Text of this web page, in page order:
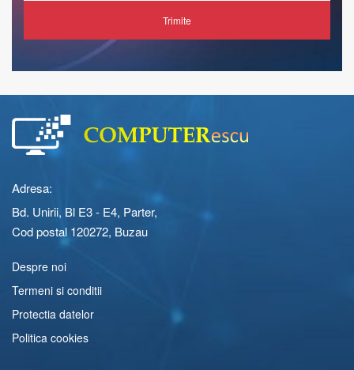
Trimite
Adresa:
Bd. Unirii, Bl E3 - E4, Parter,
Cod postal 120272, Buzau
Despre noi
Termeni si conditii
Protectia datelor
Politica cookies